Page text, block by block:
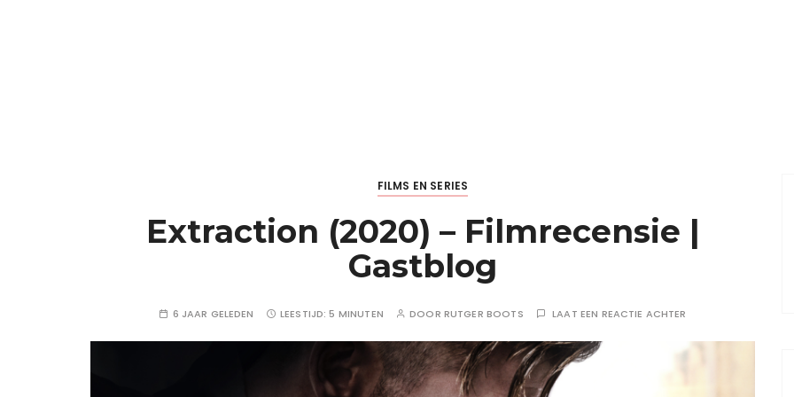
FILMS EN SERIES
Extraction (2020) – Filmrecensie |
Gastblog
6 JAAR GELEDEN LEESTIJD:5 MINUTEN DOOR RUTGER BOOTS LAAT EEN REACTIE ACHTER